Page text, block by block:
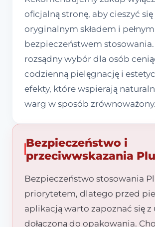
oficjalną stronę, aby cieszyć się
oryginalnym składem i pełnym
bezpieczeństwem stosowania.
rozsądny wybór dla osób
codzienną pielęgnację i
efekty, które wspierają
warg w sposób zrównoważony.
Bezpieczeństwo i
przeciwwskazania
Bezpieczeństwo stosowania
priorytetem, dlatego przed
aplikacją warto zapoznać się z
dołączoną do opakowania.